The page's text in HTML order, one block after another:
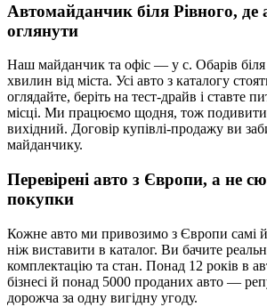
Автомайданчик біля Рівного, де
оглянути
Наш майданчик та офіс — у с. Обарів біля
хвилин від міста. Усі авто з каталогу
оглядайте, беріть на тест-драйв і ставте
місці. Ми працюємо щодня, тож
вихідний. Договір купівлі-продажу ви
майданчику.
Перевірені авто з Європи, а не
покупки
Кожне авто ми привозимо з Європи самі
ніж виставити в каталог. Ви бачите
комплектацію та стан. Понад 12 років в
бізнесі й понад 5000 проданих авто —
дорожча за одну вигідну угоду.